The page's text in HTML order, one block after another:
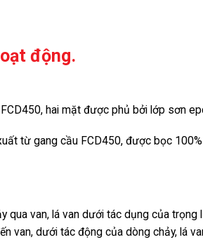
động.
hai mặt được phủ bởi lớp sơn
từ gang cầu FCD450, được bọc
qua van, lá van dưới tác dụng của
van, dưới tác động của dòng chảy, lá